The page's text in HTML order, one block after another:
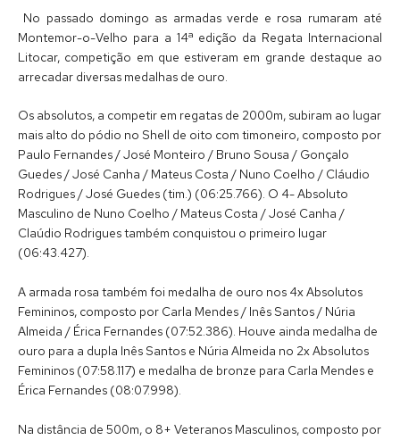
No passado domingo as armadas verde e rosa rumaram até
Montemor-o-Velho para a 14ª edição da Regata Internacional
Litocar, competição em que estiveram em grande destaque ao
arrecadar diversas medalhas de ouro.
Os absolutos, a competir em regatas de 2000m, subiram ao lugar
mais alto do pódio no Shell de oito com timoneiro, composto por
Paulo Fernandes / José Monteiro / Bruno Sousa / Gonçalo
Guedes / José Canha / Mateus Costa / Nuno Coelho / Cláudio
Rodrigues / José Guedes (tim.) (06:25.766). O 4- Absoluto
Masculino de Nuno Coelho / Mateus Costa / José Canha /
Claúdio Rodrigues também conquistou o primeiro lugar
(06:43.427).
A armada rosa também foi medalha de ouro nos 4x Absolutos
Femininos, composto por Carla Mendes / Inês Santos / Núria
Almeida / Érica Fernandes (07:52.386). Houve ainda medalha de
ouro para a dupla Inês Santos e Núria Almeida no 2x Absolutos
Femininos (07:58.117) e medalha de bronze para Carla Mendes e
Érica Fernandes (08:07.998).
Na distância de 500m, o 8+ Veteranos Masculinos, composto por